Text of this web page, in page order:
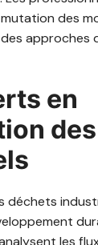
des
approches
en
déchets
les